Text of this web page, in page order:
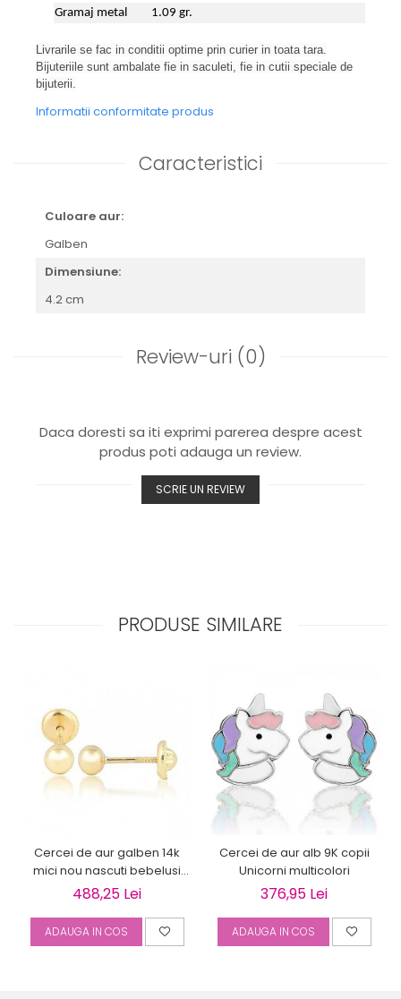
Gramaj metal 1.09 gr.
Livrarile se fac in conditii optime prin curier in toata tara.
Bijuteriile sunt ambalate fie in saculeti, fie in cutii speciale de
bijuterii.
Informatii conformitate produs
Caracteristici
Culoare aur:
Galben
Dimensiune:
4.2 cm
Review-uri (0)
Daca doresti sa iti exprimi parerea despre acest
produs poti adauga un review.
SCRIE UN REVIEW
PRODUSE SIMILARE
Cercei de aur galben 14k
mici nou nascuti bebelusi
Bilute 4mm
488,25 Lei
ADAUGA IN COS
Cercei de aur alb 9K copii
Unicorni multicolori
376,95 Lei
ADAUGA IN COS